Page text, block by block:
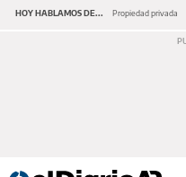
HOY HABLAMOS DE... Propiedad privada